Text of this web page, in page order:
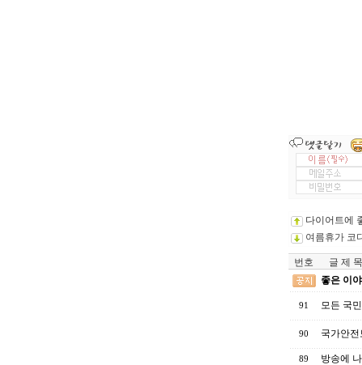
다이어트에
여름휴가 코
번호
글 제 목
좋은 이
91 모든 국
90 국가안전
89 방송에